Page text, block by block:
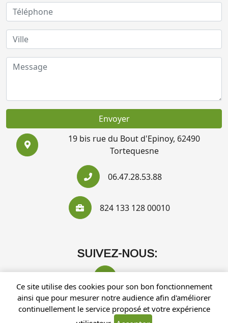
Envoyer
19 bis rue du Bout d'Epinoy, 62490
Tortequesne
06.47.28.53.88
824 133 128 00010
SUIVEZ-NOUS:
Ce site utilise des cookies pour son bon fonctionnement
ainsi que pour mesurer notre audience afin d'améliorer
continuellement le service proposé et votre expérience